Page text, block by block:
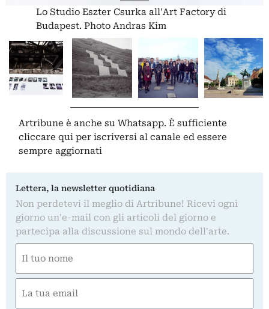
Lo Studio Eszter Csurka all'Art Factory di
Budapest. Photo Andras Kim
Artribune è anche su Whatsapp. È sufficiente
cliccare qui per iscriversi al canale ed essere
sempre aggiornati
Lettera, la newsletter quotidiana
Non perdetevi il meglio di Artribune! Ricevi ogni
giorno un'e-mail con gli articoli del giorno e
partecipa alla discussione sul mondo dell'arte.
(Required)
First
(Required)